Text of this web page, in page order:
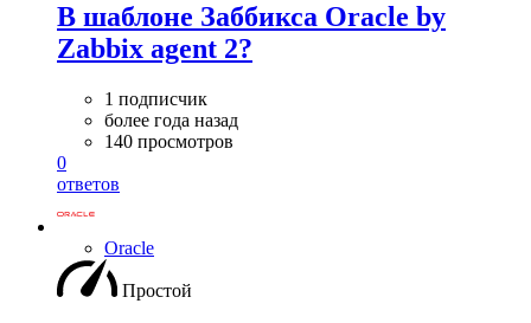
В шаблоне Заббикса Oracle by
Zabbix agent 2?
1 подписчик
более года назад
140 просмотров
0
ответов
Oracle
Простой